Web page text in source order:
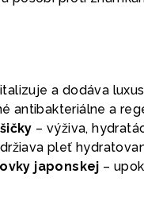
a dodáva
antibakteriálne a
– výživa,
pleť
japonskej –